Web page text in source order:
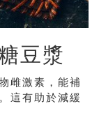
豆漿
雌激素，能補
這有助於減緩